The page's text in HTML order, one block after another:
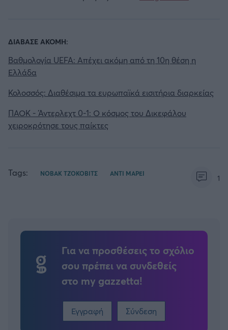
ΔΙΑΒΑΣΕ ΑΚΟΜΗ:
Βαθμολογία UEFA: Απέχει ακόμη από τη 10η θέση η
Ελλάδα
Κολοσσός: Διαθέσιμα τα ευρωπαϊκά εισιτήρια διαρκείας
ΠΑΟΚ - Άντερλεχτ 0-1: Ο κόσμος του Δικεφάλου
χειροκρότησε τους παίκτες
Tags: ΝΟΒΑΚ ΤΖΟΚΟΒΙΤΣ ΑΝΤΙ ΜΑΡΕΙ 1
Για να προσθέσεις το σχόλιο
σου πρέπει να συνδεθείς
στο my gazzetta!
Εγγραφή Σύνδεση